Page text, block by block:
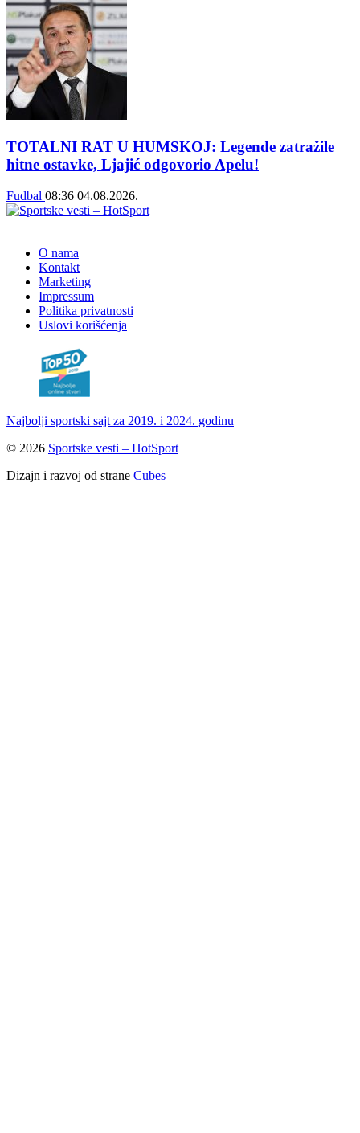
TOTALNI RAT U HUMSKOJ: Legende zatražile
hitne ostavke, Ljajić odgovorio Apelu!
Fudbal 08:36 04.08.2026.
O nama
Kontakt
Marketing
Impressum
Politika privatnosti
Uslovi korišćenja
Najbolji sportski sajt za 2019. i 2024. godinu
© 2026 Sportske vesti – HotSport
Dizajn i razvoj od strane Cubes